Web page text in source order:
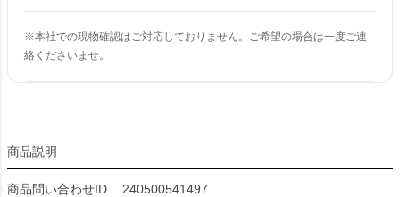
※本社での現物確認はご対応しておりません。ご希望の場合は一度ご連
絡くださいませ。
商品説明
商品問い合わせID 240500541497